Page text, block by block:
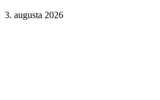
3. augusta 2026